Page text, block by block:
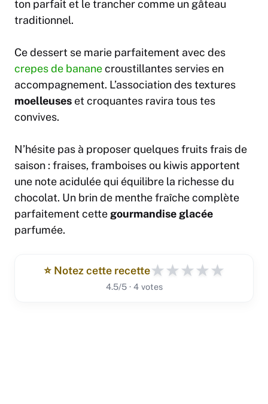
ton parfait et le trancher comme un gâteau
traditionnel.
Ce dessert se marie parfaitement avec des
crepes de bananecroustillantes servies en
accompagnement. L’association des textures
moelleuses et croquantes ravira tous tes
convives.
N’hésite pas à proposer quelques fruits frais de
saison : fraises, framboises ou kiwis apportent
une note acidulée qui équilibre la richesse du
chocolat. Un brin de menthe fraîche complète
parfaitement cette gourmandise glacée
parfumée.
⭐️ Notez cette recette★★★★★
4.5/5 · 4 votes